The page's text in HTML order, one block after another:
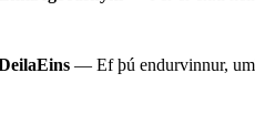
— Ef þú endurvinnur,